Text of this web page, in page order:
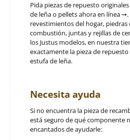
Pida piezas de repuesto
de leña o pellets ahora en línea ➙.
revestimientos del hogar, piedras
combustión, juntas y rejillas de
los Justus modelos, en nuestra
exactamente la pieza de
estufa de leña.
Necesita ayuda
Si no encuentra la pieza de
está seguro de qué componente
encantados de ayudarle: